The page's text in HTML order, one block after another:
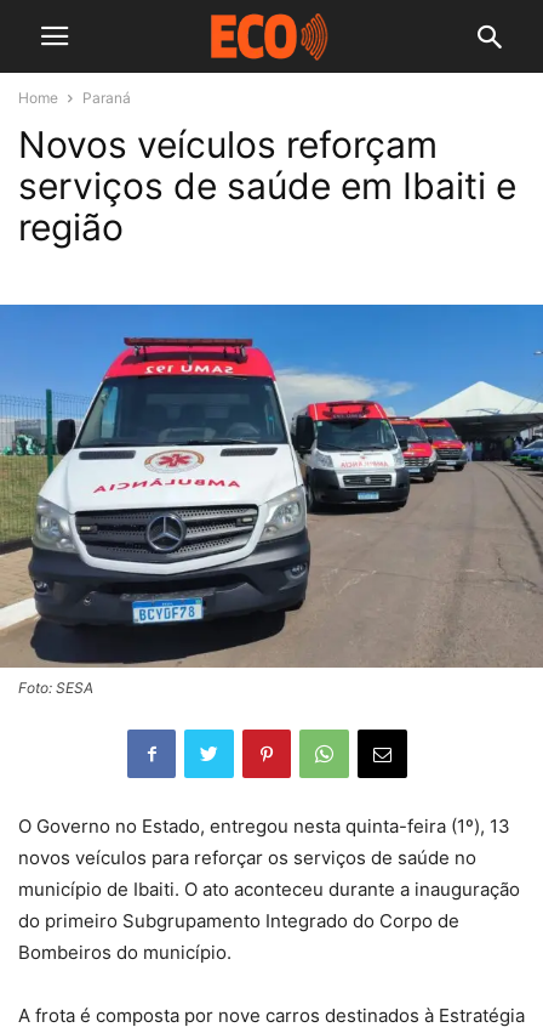
Home Paraná
Novos veículos reforçam
serviços de saúde em Ibaiti e
região
Foto: SESA
O Governo no Estado, entregou nesta quinta-feira (1º), 13
novos veículos para reforçar os serviços de saúde no
município de Ibaiti. O ato aconteceu durante a inauguração
do primeiro Subgrupamento Integrado do Corpo de
Bombeiros do município.
A frota é composta por nove carros destinados à Estratégia